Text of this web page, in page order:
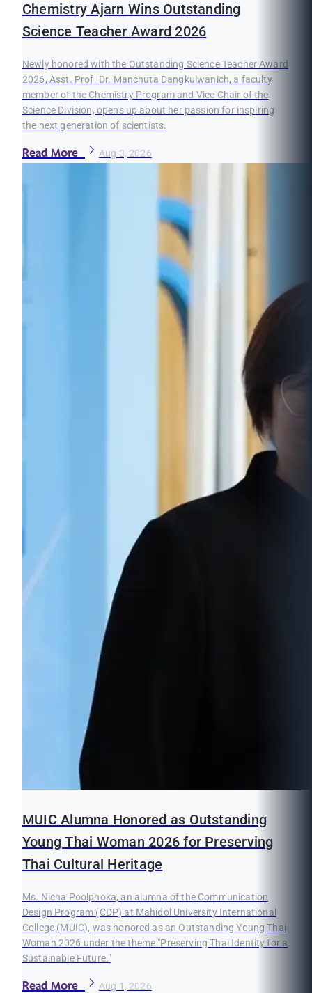
Chemistry Ajarn Wins Outstanding
Science Teacher Award 2026
Newly honored with the Outstanding Science Teacher Award
2026, Asst. Prof. Dr. Manchuta Dangkulwanich, a faculty
member of the Chemistry Program and Vice Chair of the
Science Division, opens up about her passion for inspiring
the next generation of scientists.
Read More Aug 3, 2026
MUIC Alumna Honored as Outstanding
Young Thai Woman 2026 for Preserving
Thai Cultural Heritage
Ms. Nicha Poolphoka, an alumna of the Communication
Design Program (CDP) at Mahidol University International
College (MUIC), was honored as an Outstanding Young Thai
Woman 2026 under the theme "Preserving Thai Identity for a
Sustainable Future."
Read More Aug 1, 2026